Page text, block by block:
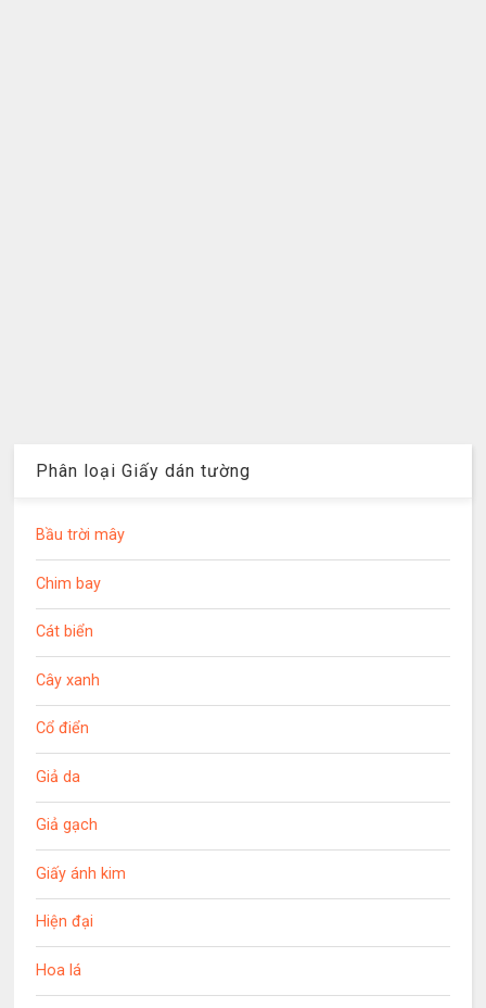
Phân loại Giấy dán tường
Bầu trời mây
Chim bay
Cát biển
Cây xanh
Cổ điển
Giả da
Giả gạch
Giấy ánh kim
Hiện đại
Hoa lá